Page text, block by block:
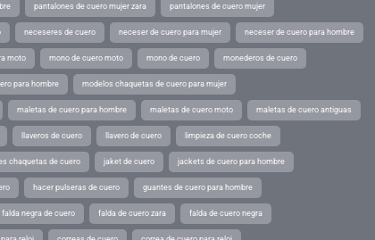
pantalones de cuero mujer zara pantalones de cuero mujer
neceseres de cuero neceser de cuero para mujer neceser de cuero para hombre
moto mono de cuero moto mono de cuero monederos de cuero
para hombre modelos chaquetas de cuero para mujer
maletas de cuero para hombre maletas de cuero moto maletas de cuero antiguas
llaveros de cuero llavero de cuero limpieza de cuero coche
chaquetas de cuero jaket de cuero jackets de cuero para hombre
hacer pulseras de cuero guantes de cuero para hombre
falda negra de cuero falda de cuero zara falda de cuero negra